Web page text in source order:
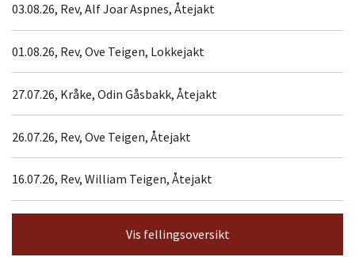
03.08.26, Rev, Alf Joar Aspnes, Åtejakt
01.08.26, Rev, Ove Teigen, Lokkejakt
27.07.26, Kråke, Odin Gåsbakk, Åtejakt
26.07.26, Rev, Ove Teigen, Åtejakt
16.07.26, Rev, William Teigen, Åtejakt
Vis fellingsoversikt